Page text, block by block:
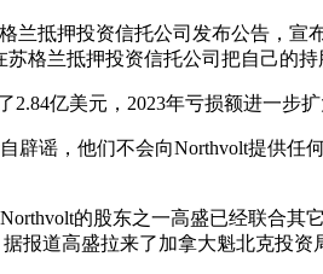
抵押投资信托公司发布公告，宣
格兰抵押投资信托公司把自己的持
亿美元，2023年亏损额进一步
辟谣，他们不会向Northvolt提供
的股东之一高盛已经联合
报道高盛拉来了加拿大魁北克投